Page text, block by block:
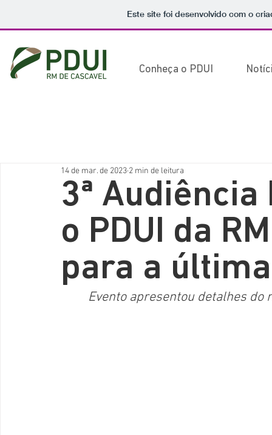
Este site foi desenvolvido com o
Conheça o PDUI
3ª
o PDUI da
para a
14 de mar. de 2023 2 min de leitura
Evento apresentou detalhes do